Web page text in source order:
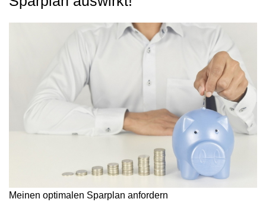
Meinen optimalen Sparplan anfordern